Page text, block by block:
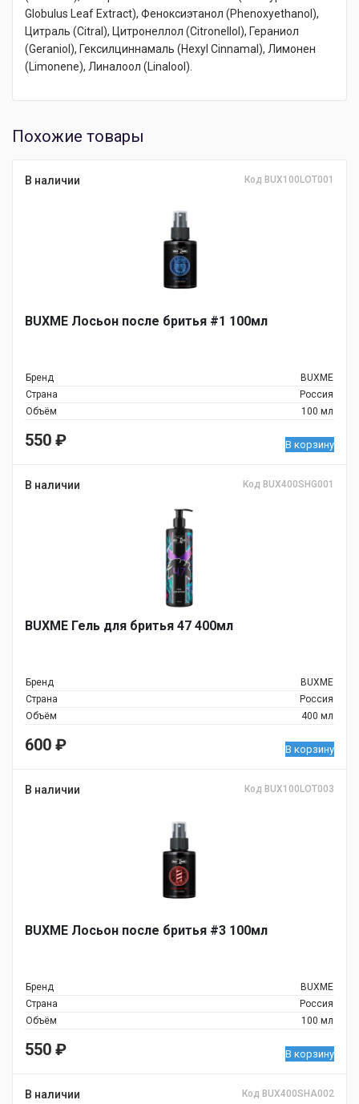
Globulus Leaf Extract), Феноксиэтанол (Phenoxyethanol),
Цитраль (Citral), Цитронеллол (Citronellol), Гераниол
(Geraniol), Гексилциннамаль (Hexyl Cinnamal), Лимонен
(Limonene), Линалоол (Linalool).
Похожие товары
В наличии Код BUX100LOT001
BUXME Лосьон после бритья #1 100мл
Бренд
BUXME
Страна
Россия
Объём
100 мл
550 ₽ В корзину
В наличии Код BUX400SHG001
BUXME Гель для бритья 47 400мл
Бренд
BUXME
Страна
Россия
Объём
400 мл
600 ₽ В корзину
В наличии Код BUX100LOT003
BUXME Лосьон после бритья #3 100мл
Бренд
BUXME
Страна
Россия
Объём
100 мл
550 ₽ В корзину
В наличии Код BUX400SHA002